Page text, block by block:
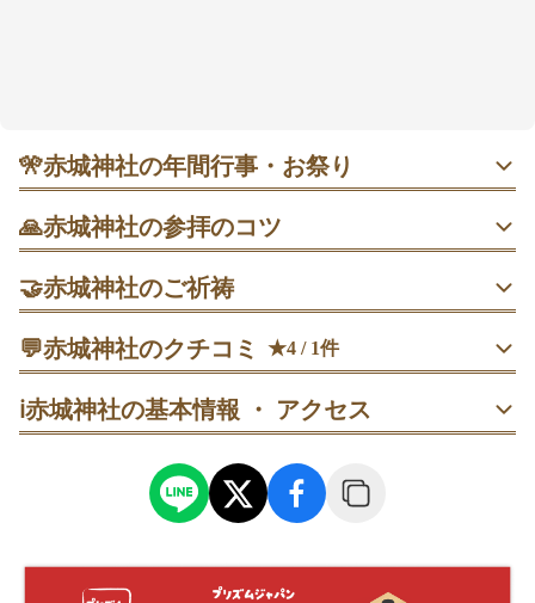
す。参拝は大鳥居から手水を経て拝殿へ。御朱印やお
守りは社務所で受けられ、参拝後は境内のカフェでひ
と息つけます。
🎌赤城神社の年間行事・お祭り
6月末 夏越大祓式｜茅の輪くぐりで半年の厄を祓う神事。
夕方以降はやや混雑、18時台は茅の輪をくぐりやすい時間
帯。
し。平日開催で混雑は緩やか、午後は比較的ゆっくり見ら
れます。
毎月第一日曜 月次祭｜月初めに平穏を祈るお祭り。一般参
9月19〜21日 例大祭｜年に一度の大祭。神事中心の日は朝
想。
🙏赤城神社の参拝のコツ
1. 神楽坂駅1b出口の大鳥居から参道に入り、手水で清めて
から拝殿へ進みましょう。順路がわかりやすく、迷いにく
い流れです。
写真や御朱印も落ち着いて受けやすくなります。
3. 御朱印・授与は社務所の時間内に。目安は9:00〜17:00
で、参拝前に受付場所を確認しておくとスムーズです。
🤝赤城神社のご祈祷
厄除祈願
厄除祈願は、厄年や不調続きのときに罪穢を祓い清める祈
予約制）。
安産祈願は、母子ともに健やかな出産を願う内容。安産守
の授与案内もあわせて確認でき、落ち着いて参列できます
💬赤城神社のクチコミ ★4 / 1件
訪問日： 2025/06/11
夜なので閉まっていましたが境内にはオシャレなカフェがあ
夜でも明るくてたくさんの赤い鳥居が綺麗でした✨
ℹ️赤城神社の基本情報 ・ アクセス